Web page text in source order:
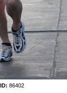
86402